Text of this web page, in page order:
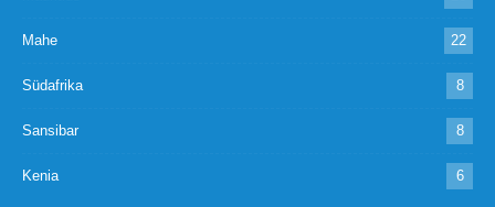
Mahe 22
Südafrika 8
Sansibar 8
Kenia 6